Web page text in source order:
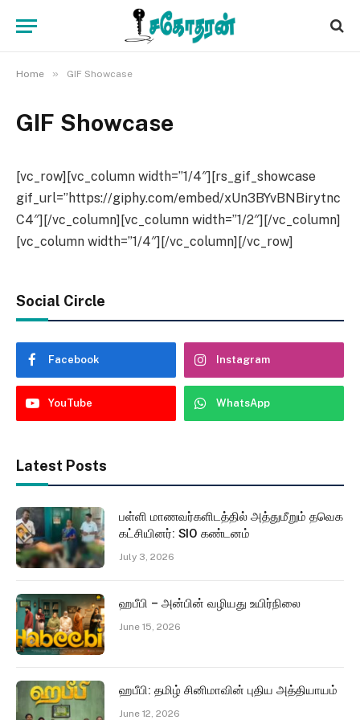
Home » GIF Showcase
GIF Showcase
[vc_row][vc_column width=”1/4″][rs_gif_showcase
gif_url=”https://giphy.com/embed/xUn3BYvBNBirytnc
C4″][/vc_column][vc_column width=”1/2″][/vc_column]
[vc_column width=”1/4″][/vc_column][/vc_row]
Social Circle
Facebook Instagram
YouTube WhatsApp
Latest Posts
பள்ளி மாணவர்களிடத்தில் அத்துமீறும் தவெக
கட்சியினர்: SIO கண்டனம்
July 3, 2026
ஹபீபி – அன்பின் வழியது உயிர்நிலை
June 15, 2026
ஹபீபி: தமிழ் சினிமாவின் புதிய அத்தியாயம்
June 12, 2026